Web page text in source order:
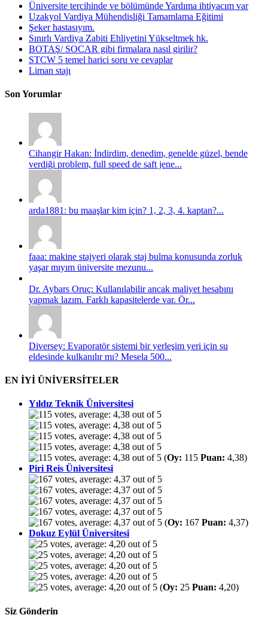
Üniversite tercihinde ve bölümünde Yardıma ihtiyacım var
Uzakyol Vardiya Mühendisliği Tamamlama Eğitimi
Şeker hastasıyım.
Sınırlı Vardiya Zabiti Ehliyetini Yükseltmek hk.
BOTAŞ/ SOCAR gibi firmalara nasıl girilir?
STCW 5 temel harici soru ve cevaplar
Liman stajı
Son Yorumlar
Cihangir Hakan: İndirdim, denedim, genelde güzel, bende
verdiği problem, full speed de saft jene...
arda1881: bu maaşlar kim için? 1, 2, 3, 4. kaptan?...
faaa: makine stajyeri olarak staj bulma konusunda zorluk
yaşar mıyım üniversite mezunu...
Dr. Aybars Oruç: Kullanılabilir ancak maliyet hesabını
yapmak lazım. Farklı kapasitelerde var. Ör...
Diversey: Evaporatör sistemi bir yerleşim yeri için su
eldesinde kulkanılır mı? Mesela 500...
EN İYİ ÜNİVERSİTELER
Yıldız Teknik Üniversitesi
(Oy: 115 Puan: 4,38)
Piri Reis Üniversitesi
(Oy: 167 Puan: 4,37)
Dokuz Eylül Üniversitesi
(Oy: 25 Puan: 4,20)
Siz Gönderin